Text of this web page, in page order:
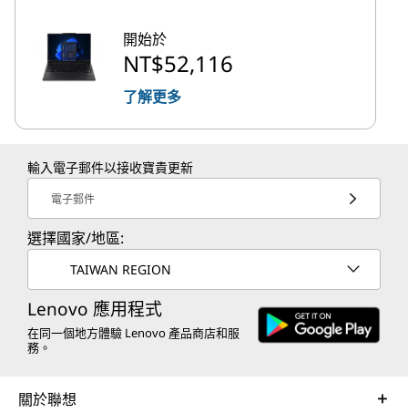
開始於
NT$52,116
了解更多
輸入電子郵件以接收寶貴更新
電子郵件
選擇國家/地區:
TAIWAN REGION
Lenovo 應用程式
在同一個地方體驗 Lenovo 產品商店和服
務。
關於聯想